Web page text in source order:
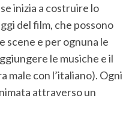
inizia a costruire lo
del film, che possono
scene e per ognuna le
le musiche e il
male con l’italiano). Ogni
attraverso un